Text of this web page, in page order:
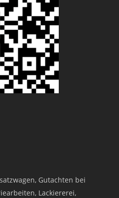
Gutachten bei
Lackiererei,